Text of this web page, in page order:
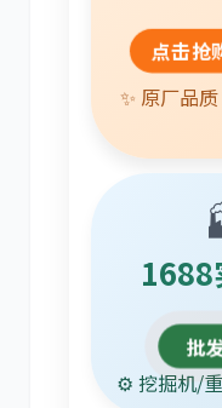
卡尔玛
大宇
点击抢
✨ 原厂品
批
⚙️ 挖掘机/